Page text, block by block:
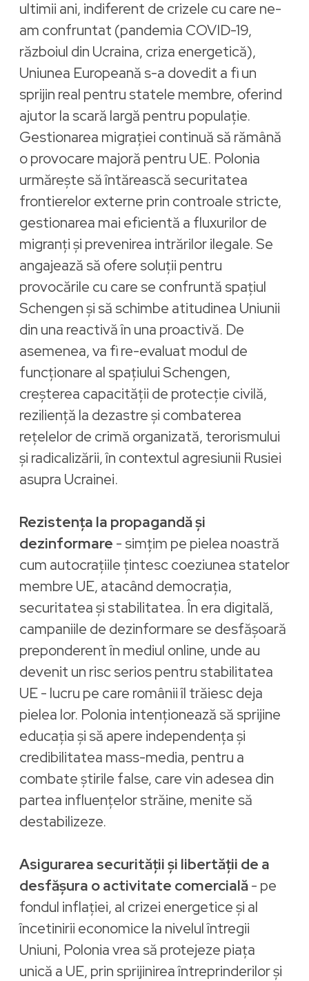
ultimii ani, indiferent de crizele cu care ne-
am confruntat (pandemia COVID-19,
războiul din Ucraina, criza energetică),
Uniunea Europeană s-a dovedit a fi un
sprijin real pentru statele membre, oferind
ajutor la scară largă pentru populație.
Gestionarea migrației continuă să rămână
o provocare majoră pentru UE. Polonia
urmărește să întărească securitatea
frontierelor externe prin controale stricte,
gestionarea mai eficientă a fluxurilor de
migranți și prevenirea intrărilor ilegale. Se
angajează să ofere soluții pentru
provocările cu care se confruntă spațiul
Schengen și să schimbe atitudinea Uniunii
din una reactivă în una proactivă. De
asemenea, va fi re-evaluat modul de
funcționare al spațiului Schengen,
creșterea capacității de protecție civilă,
reziliență la dezastre și combaterea
rețelelor de crimă organizată, terorismului
și radicalizării, în contextul agresiunii Rusiei
asupra Ucrainei.
Rezistența la propagandă și
dezinformare - simțim pe pielea noastră
cum autocrațiile țintesc coeziunea statelor
membre UE, atacând democrația,
securitatea și stabilitatea. În era digitală,
campaniile de dezinformare se desfășoară
preponderent în mediul online, unde au
devenit un risc serios pentru stabilitatea
UE - lucru pe care românii îl trăiesc deja
pielea lor. Polonia intenționează să sprijine
educația și să apere independența și
credibilitatea mass-media, pentru a
combate știrile false, care vin adesea din
partea influențelor străine, menite să
destabilizeze.
Asigurarea securității și libertății de a
desfășura o activitate comercială- pe
fondul inflației, al crizei energetice și al
încetinirii economice la nivelul întregii
Uniuni, Polonia vrea să protejeze piața
unică a UE, prin sprijinirea întreprinderilor și